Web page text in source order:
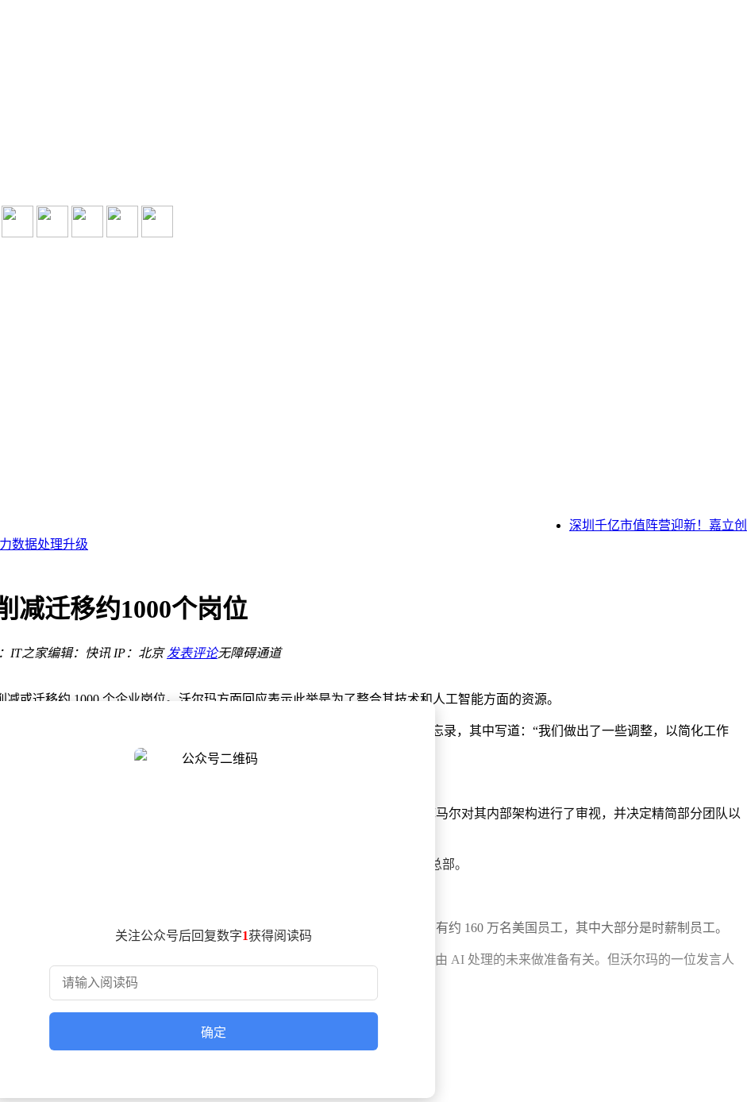
深圳千亿市值阵营迎新！嘉立创
补贴换市场？
生态
数据处理升级
续吸引年轻人？
年家庭市场？
王座或受威胁
，iPhone 17 还能原生机跑 35B
是补贴换市场？
减迁移约1000个岗位
IT之家编辑：快讯 IP：北京 发表评论无障碍通道
或迁移约 1000 个企业岗位。沃尔玛方面回应表示此举是为了整合其技术和人工智能方面的资源。
尔与公司人工智能加速、产品及设计执行副总裁丹尼尔 · 丹克发布了一份备忘录，其中写道：“我们做出了一些调整，以简化工作
所需的工作和技能相匹配。”
尔玛内部寻找转岗的机会。
新设立的全球 AI 加速负责人。此后，丹克与沃尔玛全球技术主管苏雷什 · 库马尔对其内部架构进行了审视，并决定精简部分团队以
务部门并要求员工迁往其主要办公中心 —— 通常是在阿肯色州本顿维尔的总部。
通知显示，其计划在新泽西州霍博肯的企业办公室裁员 100 人。
的本顿维尔或北加州办公室。查询获悉，沃尔玛是美国最大的私人雇主，拥有约 160 万名美国员工，其中大部分是时薪制员工。
月内都宣布了大规模裁员，业界认为这通常与需要大力投资 AI 或为更多工作由 AI 处理的未来做准备有关。但沃尔玛的一位发言人
交给 AI 处理。
关注公众号后回复数字1获得阅读码
确定